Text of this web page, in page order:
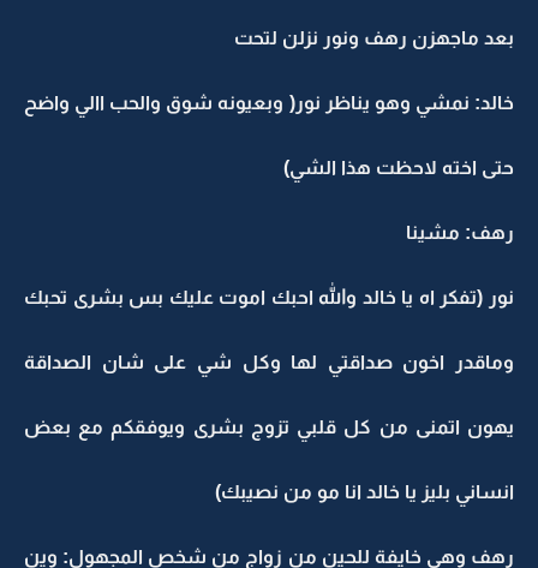
بعد ماجهزن رهف ونور نزلن لتحت
خالد: نمشي وهو يناظر نور( وبعيونه شوق والحب االي واضح
حتى اخته لاحظت هذا الشي)
رهف: مشينا
نور (تفكر اه يا خالد والله احبك اموت عليك بس بشرى تحبك
وماقدر اخون صداقتي لها وكل شي على شان الصداقة
يهون اتمنى من كل قلبي تزوج بشرى ويوفقكم مع بعض
انساني بليز يا خالد انا مو من نصيبك)
رهف وهي خايفة للحين من زواج من شخص المجهول: وين